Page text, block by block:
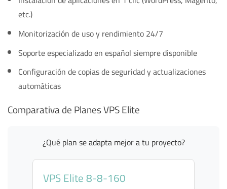
etc.)
Monitorización de uso y rendimiento 24/7
Soporte especializado en español siempre disponible
Configuración de copias de seguridad y actualizaciones
automáticas
Comparativa de Planes VPS Elite
¿Qué plan se adapta mejor a tu proyecto?
VPS Elite 8-8-160